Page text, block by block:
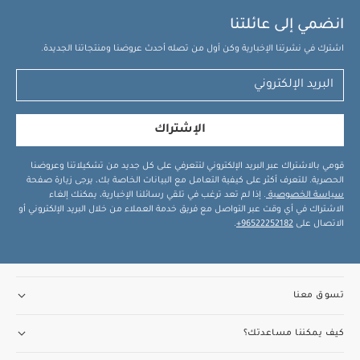
انضمي إلى عائلتنا
اشترك في نشرتنا الإخبارية وكن أول من تصله أحدث عروضنا ومنتجاتنا الجديدة.
الإشتراك
قومي بالاشتراك عبر البريد الإلكتروني لتتعرفي على كل جديد من تشكيلاتنا وعروضنا
الحصرية. للتعرف أكثر على كيفية التعامل مع البيانات الخاصة بك، يرجى زيارة صفحة
سياسة الخصوصية . إذا لم تعد ترغب في تلقي رسائلنا الإخبارية، يمكنك إلغاء
الاشتراك في أي وقت عبر التواصل مع فريق خدمة العملاء من خلال البريد الإلكتروني أو
الاتصال على 96522252182+
.
تسوق معنا
كيف يمكننا مساعدتك؟